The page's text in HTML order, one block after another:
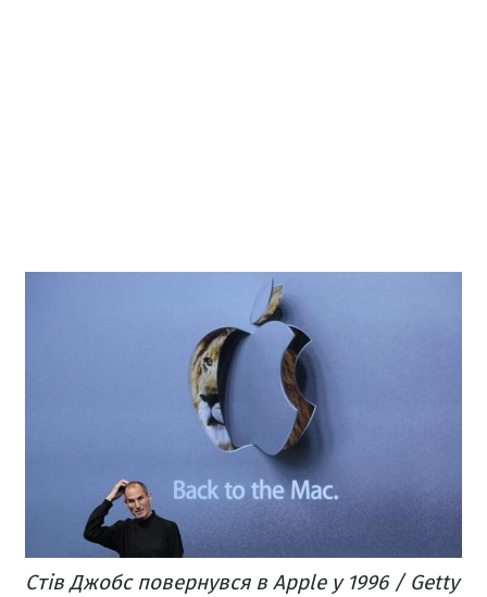
Стів Джобс повернувся в Apple у 1996 / Getty